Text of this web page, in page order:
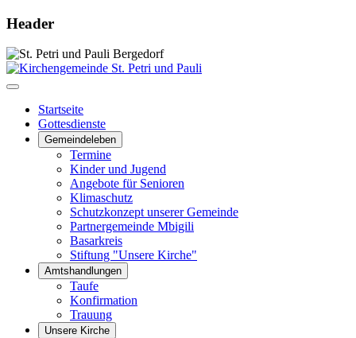
Header
Startseite
Gottesdienste
Gemeindeleben
Termine
Kinder und Jugend
Angebote für Senioren
Klimaschutz
Schutzkonzept unserer Gemeinde
Partnergemeinde Mbigili
Basarkreis
Stiftung "Unsere Kirche"
Amtshandlungen
Taufe
Konfirmation
Trauung
Unsere Kirche